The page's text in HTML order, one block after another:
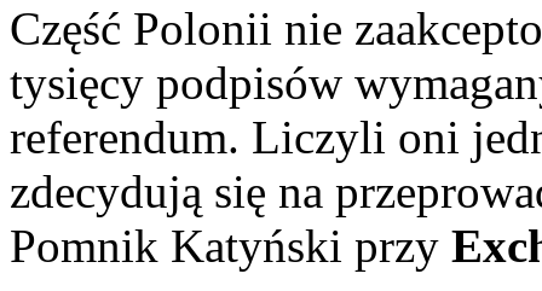
Część Polonii nie
tysięcy podpisów
referendum. Liczyli oni
zdecydują się na
Pomnik Katyński przy